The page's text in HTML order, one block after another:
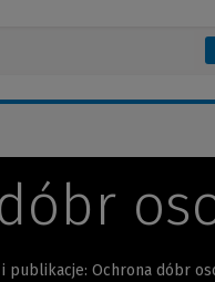
publikacje: Ochrona dóbr